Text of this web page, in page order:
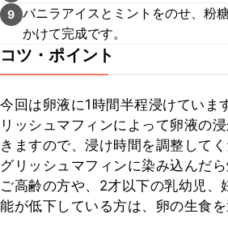
9 バニラアイスとミントをのせ、粉
かけて完成です。
コツ・ポイント
今回は卵液に1時間半程浸けていま
リッシュマフィンによって卵液の
きますので、浸け時間を調整して
グリッシュマフィンに染み込んだら
ご高齢の方や、2才以下の乳幼児、
能が低下している方は、卵の生食を